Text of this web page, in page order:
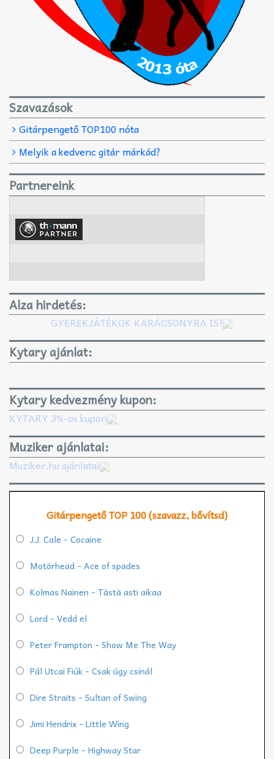
Szavazások
Gitárpengető TOP100 nóta
Melyik a kedvenc gitár márkád?
Partnereink
Alza hirdetés:
GYEREKJÁTÉKOK KARÁCSONYRA IS!
Kytary ajánlat:
Kytary kedvezmény kupon:
KYTARY 3%-os kupon
Muziker ajánlatai:
Muziker.hu ajánlatai
Gitárpengető TOP 100 (szavazz, bővítsd)
J.J. Cale - Cocaine
Motörhead - Ace of spades
Kolmas Nainen - Tästä asti aikaa
Lord - Vedd el
Peter Frampton - Show Me The Way
Pál Utcai Fiúk - Csak úgy csinál
Dire Straits - Sultan of Swing
Jimi Hendrix - Little Wing
Deep Purple - Highway Star